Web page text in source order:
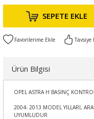
SEPETE EKLE
Tavsiye
Ürün Bilgisi
OPEL ASTRA H BASINÇ
2004- 2013 MODEL YILLARI,
UYUMLUDUR